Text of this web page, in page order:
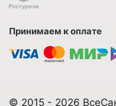
Принимаем к оплате
© 2015 - 2026